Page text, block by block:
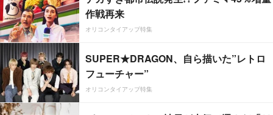
作戦再来
オリコンタイアップ特集
SUPER★DRAGON、自ら描いた”レトロ
フューチャー”
オリコンタイアップ特集